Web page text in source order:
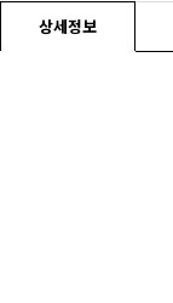
상세정보